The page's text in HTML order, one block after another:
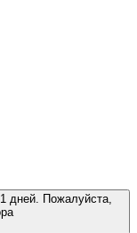
дней. Пожалуйста,